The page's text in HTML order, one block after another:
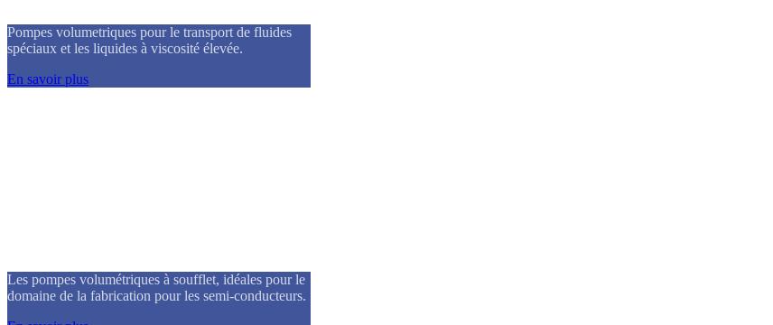
Pompes volumetriques pour le transport de fluides
spéciaux et les liquides à viscosité élevée.
En savoir plus
Les pompes volumétriques à soufflet, idéales pour le
domaine de la fabrication pour les semi-conducteurs.